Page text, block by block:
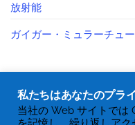
放射能
ガイガー・ミュラーチュ
ログイン
私たちはあなたのプラ
当社の Web サイトでは
を記憶し、繰り返しア